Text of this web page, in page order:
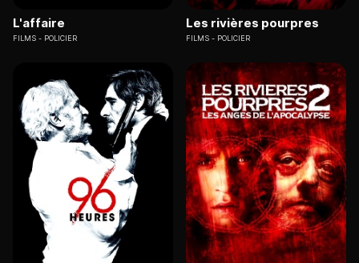
L'affaire
FILMS POLICIER
Les rivières pourpres
FILMS POLICIER